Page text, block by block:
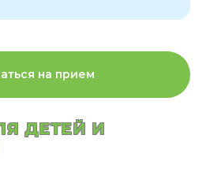
на прием
ДЕТЕЙ И